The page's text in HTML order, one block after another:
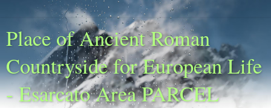
Place of Ancient Roman
Countryside for European Life
- Esarcato Area PARCEL